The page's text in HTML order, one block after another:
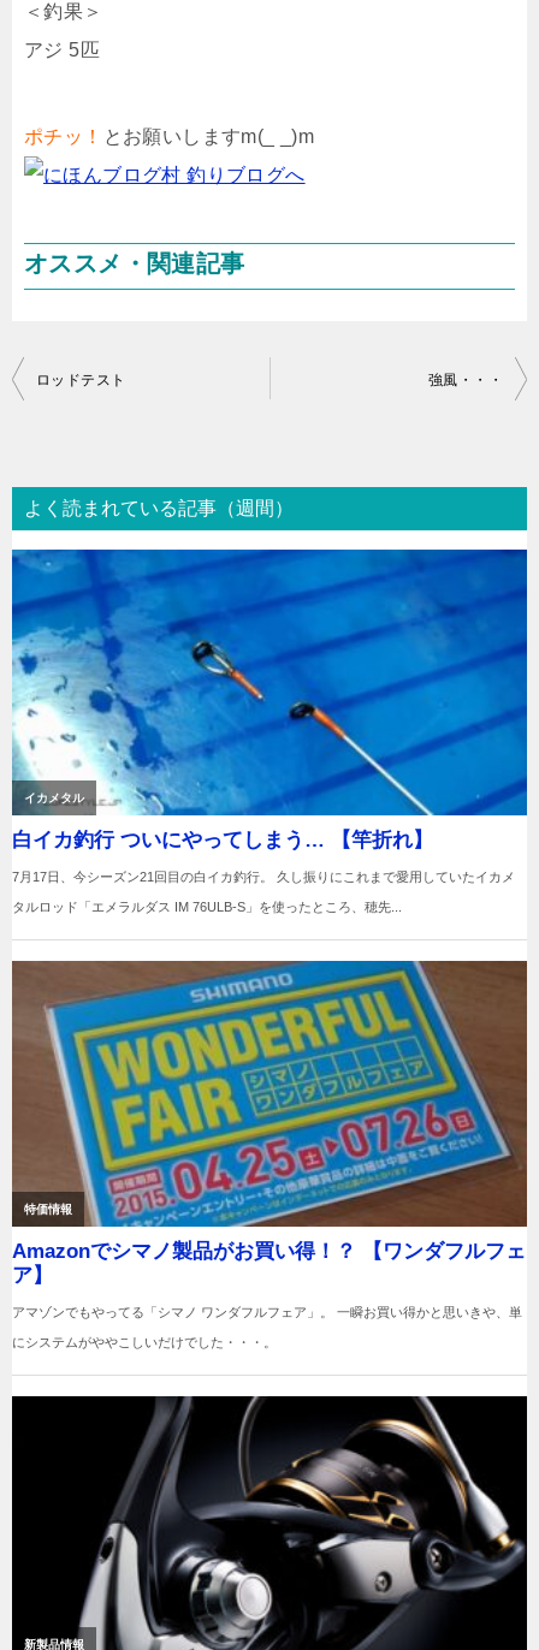
＜釣果＞
アジ 5匹
ポチッ！ とお願いしますm(_ _)m
オススメ・関連記事
投
ビ
ゲ
ー
シ
ョ
ン
ロッドテスト 強風・・・
よく読まれている記事（週間）